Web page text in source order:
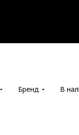
Бренд В